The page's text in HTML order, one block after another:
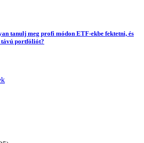
tanulj meg profi módon ETF-ekbe fektetni, és
távú portfóliót?